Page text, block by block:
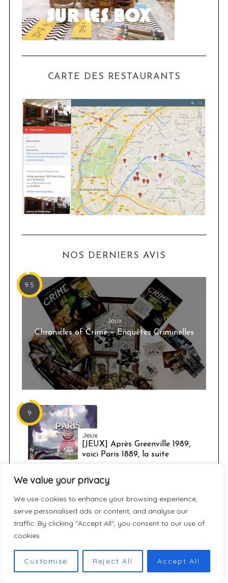
We value your privacy
We use cookies to enhance your browsing experience,
serve personalised ads or content, and analyse our
traffic. By clicking "Accept All", you consent to our use of
cookies.
Customise Reject All Accept All
CARTE DES RESTAURANTS
NOS DERNIERS AVIS
9.5
Jeux
Chronicles of Crime – Enquêtes Criminelles
9
Jeux
[JEUX] Après Greenville 1989,
voici Paris 1889, la suite
9
[JEUX] Greenville 1989 : un jeu
coopératif narratif et d’horreur
9
[JEUX] Sub Terra – Piégés dans
les profondeurs souterraines,